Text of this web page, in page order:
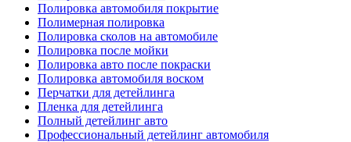
Полировка автомобиля покрытие
Полимерная полировка
Полировка сколов на автомобиле
Полировка после мойки
Полировка авто после покраски
Полировка автомобиля воском
Перчатки для детейлинга
Пленка для детейлинга
Полный детейлинг авто
Профессиональный детейлинг автомобиля